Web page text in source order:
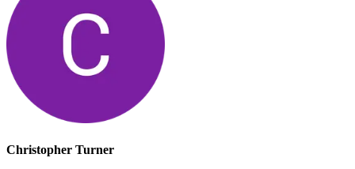
Christopher Turner